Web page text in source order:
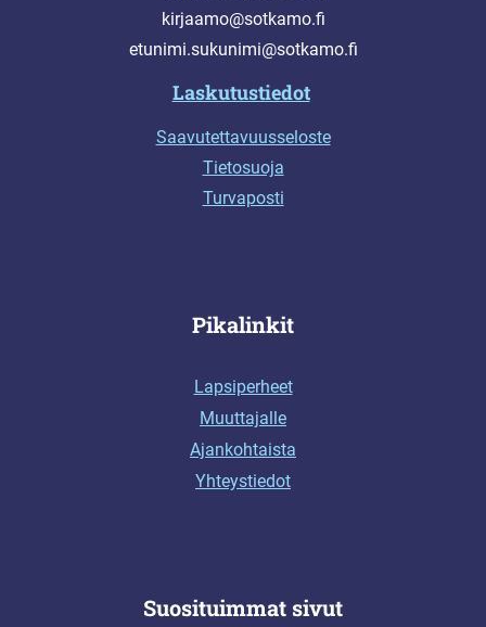
kirjaamo@sotkamo.fi
etunimi.sukunimi@sotkamo.fi
Laskutustiedot
Saavutettavuusseloste
Tietosuoja
Turvaposti
Pikalinkit
Lapsiperheet
Muuttajalle
Ajankohtaista
Yhteystiedot
Suosituimmat sivut